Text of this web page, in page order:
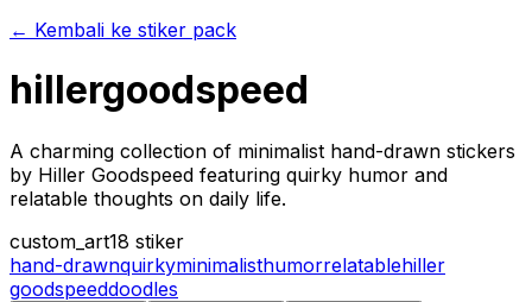
← Kembali ke stiker pack
hillergoodspeed
A charming collection of minimalist hand-drawn stickers
by Hiller Goodspeed featuring quirky humor and
relatable thoughts on daily life.
custom_art18 stiker
hand-drawnquirkyminimalisthumorrelatablehiller
goodspeeddoodles